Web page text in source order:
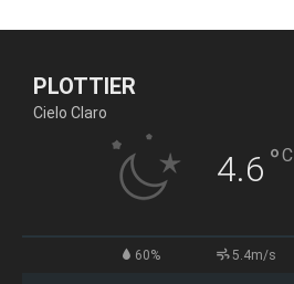
PLOTTIER
Cielo Claro
4.6 °C
60% 5.4m/s